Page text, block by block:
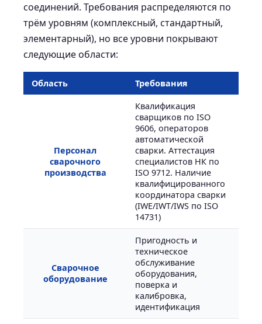
соединений. Требования распределяются по
трём уровням (комплексный, стандартный,
элементарный), но все уровни покрывают
следующие области:
Область Требования
Персонал
сварочного
производства
Квалификация
сварщиков по ISO
9606, операторов
автоматической
сварки. Аттестация
специалистов НК по
ISO 9712. Наличие
квалифицированного
координатора сварки
(IWE/IWT/IWS по ISO
14731)
Сварочное
оборудование
Пригодность и
техническое
обслуживание
оборудования,
поверка и
калибровка,
идентификация